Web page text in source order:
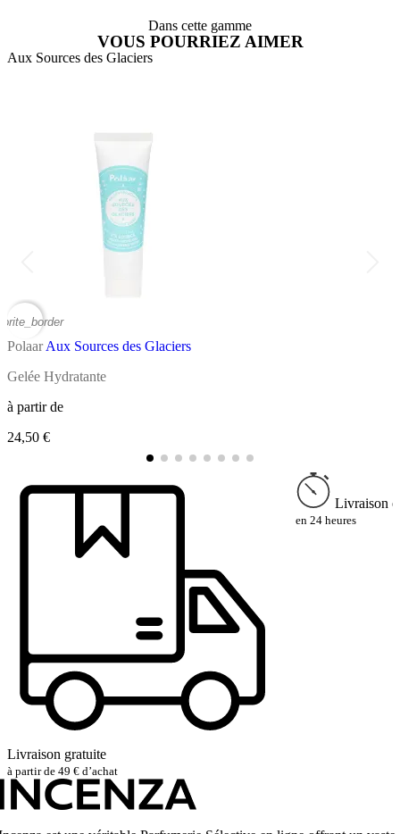
Dans cette gamme
VOUS POURRIEZ AIMER
Aux Sources des Glaciers
Polaar Aux Sources des Glaciers
Gelée Hydratante
à partir de
24,50 €
Livraison gratuite
à partir de 49 € d’achat
Livraison
en 24 heures